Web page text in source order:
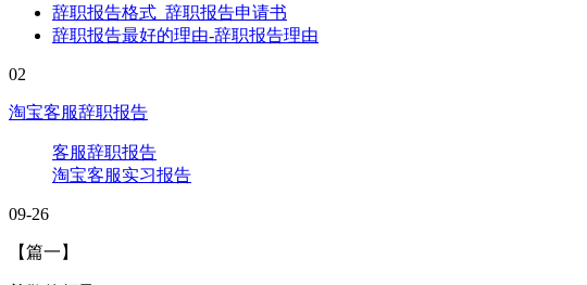
辞职报告格式_辞职报告申请书
辞职报告最好的理由-辞职报告理由
02
淘宝客服辞职报告
客服辞职报告
淘宝客服实习报告
09-26
【篇一】